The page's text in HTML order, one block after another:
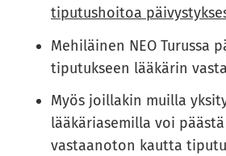
tiputushoitoa
Mehiläinen NEO Turussa
tiputukseen lääkärin
Myös joillakin muilla
lääkäriasemilla voi
vastaanoton kautta